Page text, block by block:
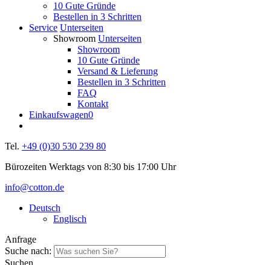
10 Gute Gründe
Bestellen in 3 Schritten
Service Unterseiten
Showroom Unterseiten
Showroom
10 Gute Gründe
Versand & Lieferung
Bestellen in 3 Schritten
FAQ
Kontakt
Einkaufswagen0
Tel. +49 (0)30 530 239 80
Bürozeiten Werktags von 8:30 bis 17:00 Uhr
info@cotton.de
Deutsch
Englisch
Anfrage
Suche nach: